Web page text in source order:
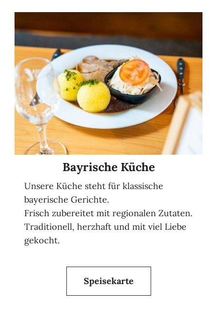
Bayrische Küche
Unsere Küche steht für klassische
bayerische Gerichte.
Frisch zubereitet mit regionalen Zutaten.
Traditionell, herzhaft und mit viel Liebe
gekocht.
Speisekarte